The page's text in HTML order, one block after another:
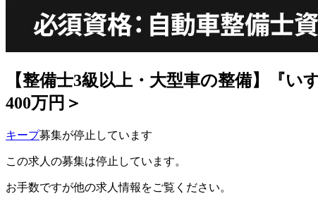
【整備士3級以上・大型車の整備】『
400万円＞
キープ募集が停止しています
この求人の募集は停止しています。
お手数ですが他の求人情報をご覧ください。